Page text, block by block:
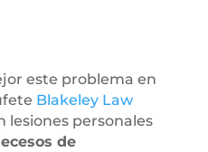
este problema en
Blakeley Law
lesiones personales
de